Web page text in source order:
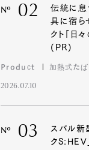
Nº 02
伝統に息
具に宿ら
クト「日
(PR)
Product 加熱式たば
2026.07.10
Nº 03
スバル新
クS:HEV